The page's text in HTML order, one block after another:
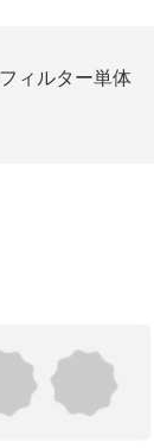
ィルター単体